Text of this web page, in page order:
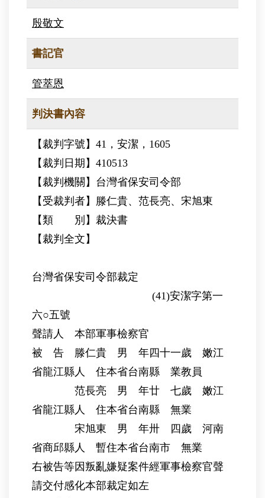
殷敬文
書記官
管萃恩
判決書內容
【裁判字號】41，安潔，1605
【裁判日期】410513
【裁判機關】台灣省保安司令部
【受裁判者】滕仁貴、范長亮、宋旭東
【類 別】裁決書
【裁判全文】
台灣省保安司令部裁定
(41)安潔字第一
六○五號
聲請人 本部軍事檢察官
被 告 滕仁貴 男 年四十一歲 嫩江
省龍江縣人 住本省台南縣 業教員
范長亮 男 年廿 七歲 嫩江
省龍江縣人 住本省台南縣 無業
宋旭東 男 年卅 四歲 河南
省商邱縣人 暫住本省台南市 無業
右被告等因叛亂嫌疑案件經軍事檢察官聲
請交付感化本部裁定如左